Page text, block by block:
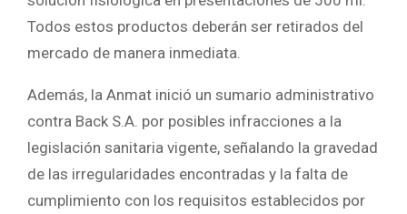
Todos estos productos deberán ser retirados del
mercado de manera inmediata.
Además, la Anmat inició un sumario administrativo
contra Back S.A. por posibles infracciones a la
legislación sanitaria vigente, señalando la gravedad
de las irregularidades encontradas y la falta de
cumplimiento con los requisitos establecidos por